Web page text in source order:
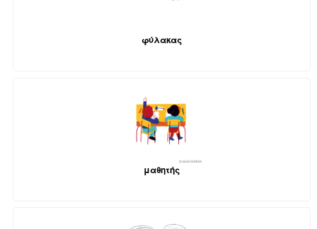
φύλακας
μαθητής